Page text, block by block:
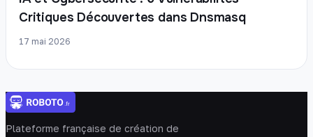
Critiques Découvertes dans Dnsmasq
17 mai 2026
Plateforme française de création de